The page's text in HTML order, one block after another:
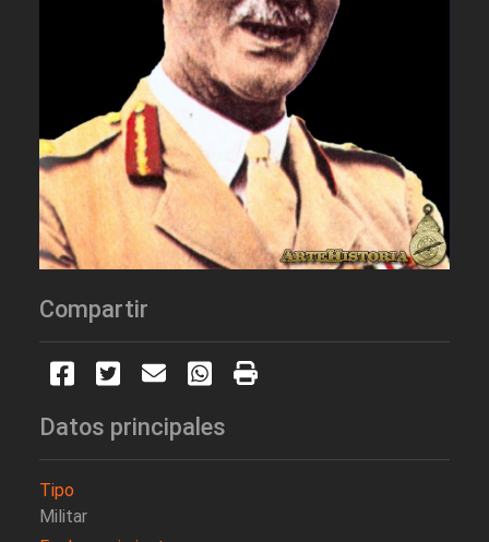
Compartir
Datos principales
Tipo
Militar